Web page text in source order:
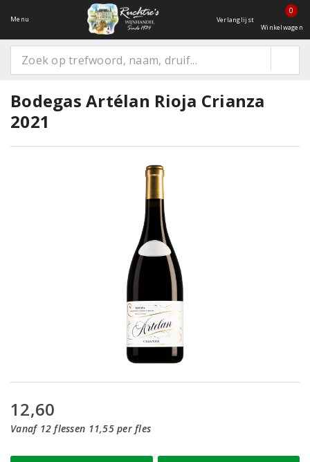
Menu Verlanglijst
0
Winkelwagen
Bodegas Artélan Rioja Crianza
2021
12,60
Vanaf 12 flessen 11,55 per fles